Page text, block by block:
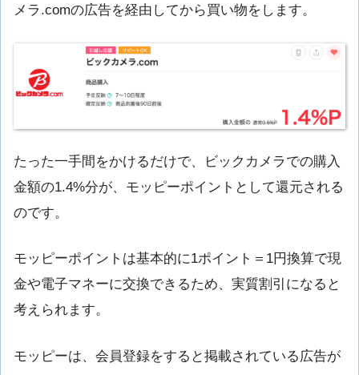
メラ.comの広告を経由してから買い物をします。
たった一手間をかけるだけで、ビックカメラでの購入
金額の1.4%分が、モッピーポイントとして還元される
のです。
モッピーポイントは基本的に1ポイント＝1円換算で現
金や電子マネーに交換できるため、実質割引になると
考えられます。
モッピーは、会員登録をすると掲載されている広告が